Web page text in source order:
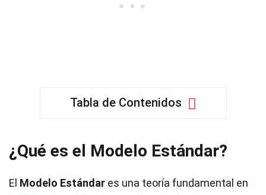
Tabla de Contenidos
¿Qué es el Modelo Estándar?
El Modelo Estándar es una teoría fundamental en